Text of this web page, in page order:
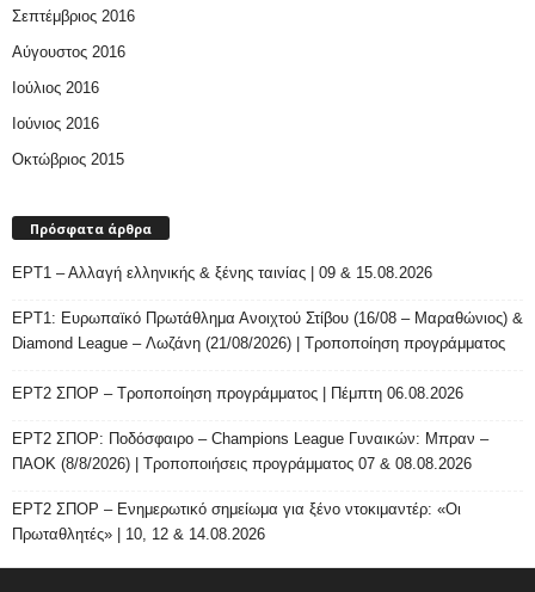
Σεπτέμβριος 2016
Αύγουστος 2016
Ιούλιος 2016
Ιούνιος 2016
Οκτώβριος 2015
Πρόσφατα άρθρα
ΕΡΤ1 – Αλλαγή ελληνικής & ξένης ταινίας | 09 & 15.08.2026
ΕΡΤ1: Ευρωπαϊκό Πρωτάθλημα Ανοιχτού Στίβου (16/08 – Μαραθώνιος) &
Diamond League – Λωζάνη (21/08/2026) | Τροποποίηση προγράμματος
ΕΡΤ2 ΣΠΟΡ – Τροποποίηση προγράμματος | Πέμπτη 06.08.2026
ΕΡΤ2 ΣΠΟΡ: Ποδόσφαιρο – Champions League Γυναικών: Μπραν –
ΠΑΟΚ (8/8/2026) | Τροποποιήσεις προγράμματος 07 & 08.08.2026
ΕΡΤ2 ΣΠΟΡ – Ενημερωτικό σημείωμα για ξένο ντοκιμαντέρ: «Οι
Πρωταθλητές» | 10, 12 & 14.08.2026